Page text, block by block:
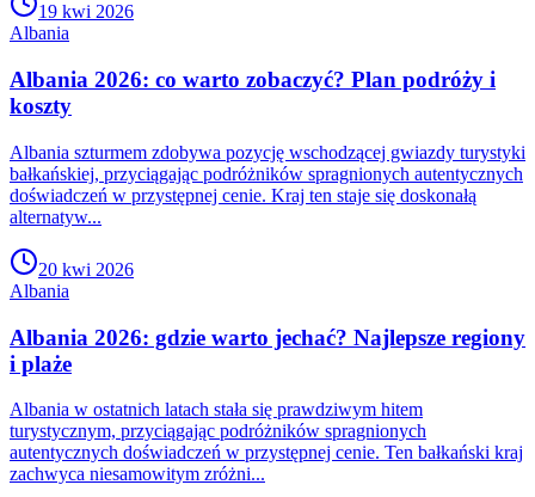
19 kwi 2026
Albania
Albania 2026: co warto zobaczyć? Plan podróży i
koszty
Albania szturmem zdobywa pozycję wschodzącej gwiazdy turystyki
bałkańskiej, przyciągając podróżników spragnionych autentycznych
doświadczeń w przystępnej cenie. Kraj ten staje się doskonałą
alternatyw...
20 kwi 2026
Albania
Albania 2026: gdzie warto jechać? Najlepsze regiony
i plaże
Albania w ostatnich latach stała się prawdziwym hitem
turystycznym, przyciągając podróżników spragnionych
autentycznych doświadczeń w przystępnej cenie. Ten bałkański kraj
zachwyca niesamowitym zróżni...